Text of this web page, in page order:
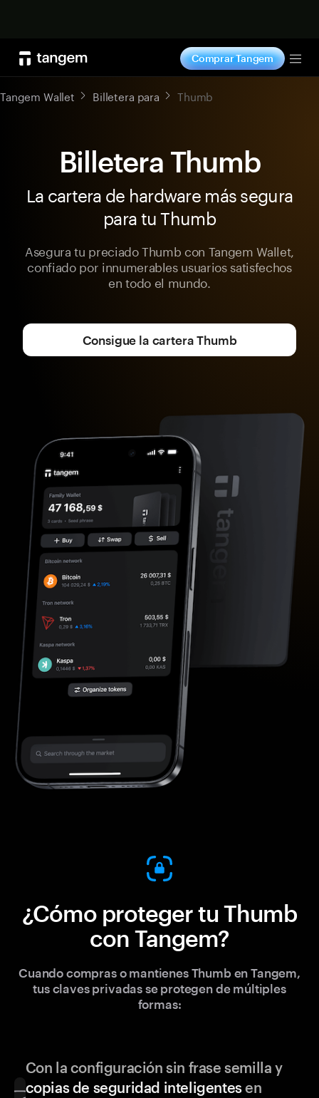
Comprar Tangem
Tangem Wallet Billetera para Thumb
Billetera Thumb
La cartera de hardware más segura
para tu Thumb
Asegura tu preciado Thumb con Tangem Wallet,
confiado por innumerables usuarios satisfechos
en todo el mundo.
Consigue la cartera Thumb
¿Cómo proteger tu Thumb
con Tangem?
Cuando compras o mantienes Thumb en Tangem,
tus claves privadas se protegen de múltiples
formas:
Con la configuración sin frase semilla y
copias de seguridad inteligentesen